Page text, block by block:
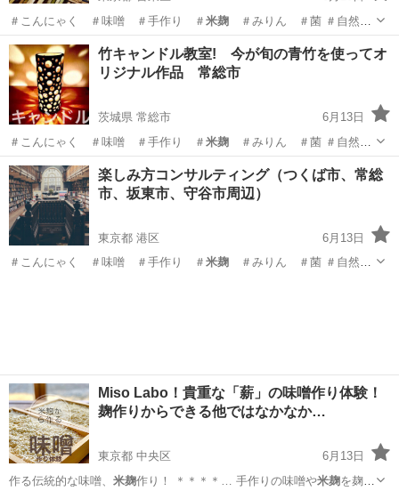
＃こんにゃく ＃味噌 ＃手作り ＃ 米麹＃みりん ＃菌 ＃自然菜
園 ＃藍染…
東京 台東区 ものづくり 山菜
竹キャンドル教室! 今が旬の青竹を使ってオ
リジナル作品 常総市
茨城県 常総市
6月13日
＃こんにゃく ＃味噌 ＃手作り ＃ 米麹＃みりん ＃菌 ＃自然菜
園 ＃藍染…
茨城 常総市 ものづくり おばあちゃん
楽しみ方コンサルティング（つくば市、常総
市、坂東市、守谷市周辺）
東京都 港区
6月13日
＃こんにゃく ＃味噌 ＃手作り ＃ 米麹＃みりん ＃菌 ＃自然菜
Miso Labo！貴重な「薪」の味噌作り体験！
麹作りからできる他ではなかなか…
東京都 中央区
6月13日
作る伝統的な味噌、 米麹 作り！ ＊＊＊＊… 手作りの味噌や米麹を麹か